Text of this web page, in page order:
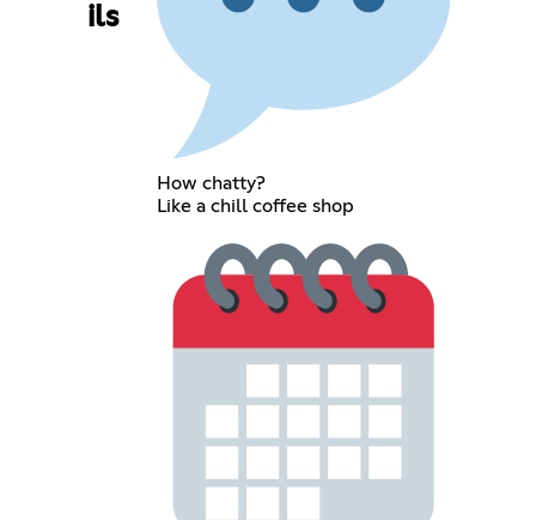
ils
How chatty?
Like a chill coffee shop